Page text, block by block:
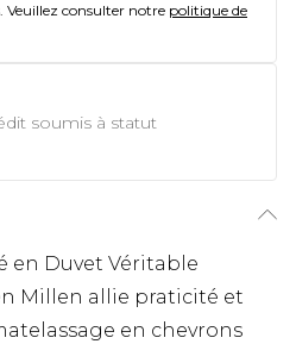
Veuillez consulter notre politique de
soumis à statut
en Duvet Véritable
Millen allie praticité et
en chevrons